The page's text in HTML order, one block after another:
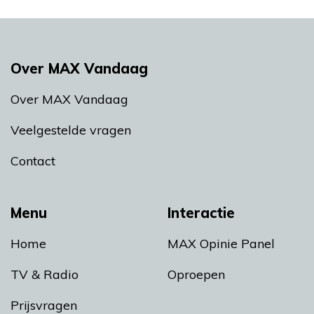
Menu
Home
TV & Radio
Prijsvragen
Interactie
MAX Opinie Panel
Oproepen
Over MAX Vandaag
Over MAX Vandaag
Veelgestelde vragen
Contact